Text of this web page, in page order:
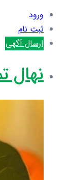
ورود
ثبت نام
ارسال آگهی